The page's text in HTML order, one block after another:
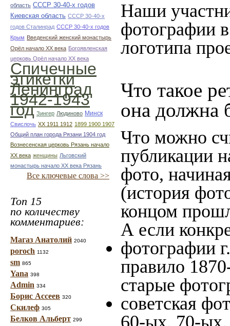
область СССР 30-40-х годов
Киевская область СССР 30-40-х
годов Сталинрад СССР 30-40-х годов
Крым Введенский женский монастырь
Орёл начало ХХ века Богоявленская
церковь Орёл начало ХХ века
Спичечные
этикетки
Ленинград
1942-1943
год Зингер Людиново Минск
Свислочь XX 1911 1912 1899 1900 1907
Общий план города Рязани 1904 год
Вознесенская церковь Рязань начало
ХХ века женщины Льговский
монастырь начало ХХ века Рязань
Все ключевые слова >>
Топ 15
по количеству
комментариев:
Магаз Анатолий 2040
poroch 1132
sm 865
Yana 398
Admin 334
Борис Ассеев 320
Скилеф 305
Белков Альберт 299
Наши
фотографии
логотипа
Что такое
она должна
Что можно
публикации
фото,
(история
концом
А если
фотографии
правило
старые
советская
60-ых, 70-ых,